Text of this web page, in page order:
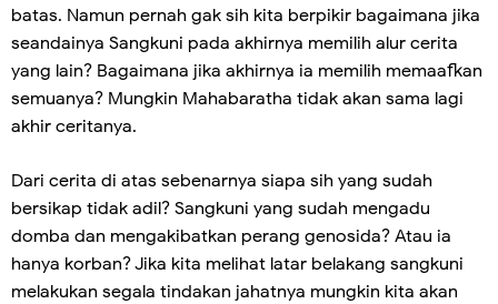
batas. Namun pernah gak sih kita berpikir bagaimana jika
seandainya Sangkuni pada akhirnya memilih alur cerita
yang lain? Bagaimana jika akhirnya ia memilih memaafkan
semuanya? Mungkin Mahabaratha tidak akan sama lagi
akhir ceritanya.
Dari cerita di atas sebenarnya siapa sih yang sudah
bersikap tidak adil? Sangkuni yang sudah mengadu
domba dan mengakibatkan perang genosida? Atau ia
hanya korban? Jika kita melihat latar belakang sangkuni
melakukan segala tindakan jahatnya mungkin kita akan